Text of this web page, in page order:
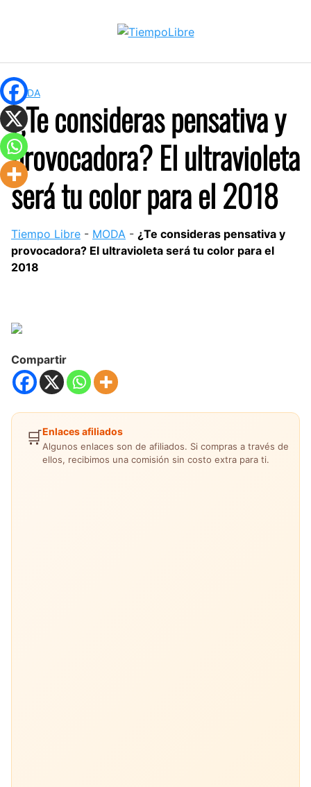
MODA
¿Te consideras pensativa y
provocadora? El ultravioleta
será tu color para el 2018
Tiempo Libre - MODA - ¿Te consideras pensativa y
provocadora? El ultravioleta será tu color para el
2018
Compartir
🛒Enlaces afiliados
Algunos enlaces son de afiliados. Si compras a través de
ellos, recibimos una comisión sin costo extra para ti.